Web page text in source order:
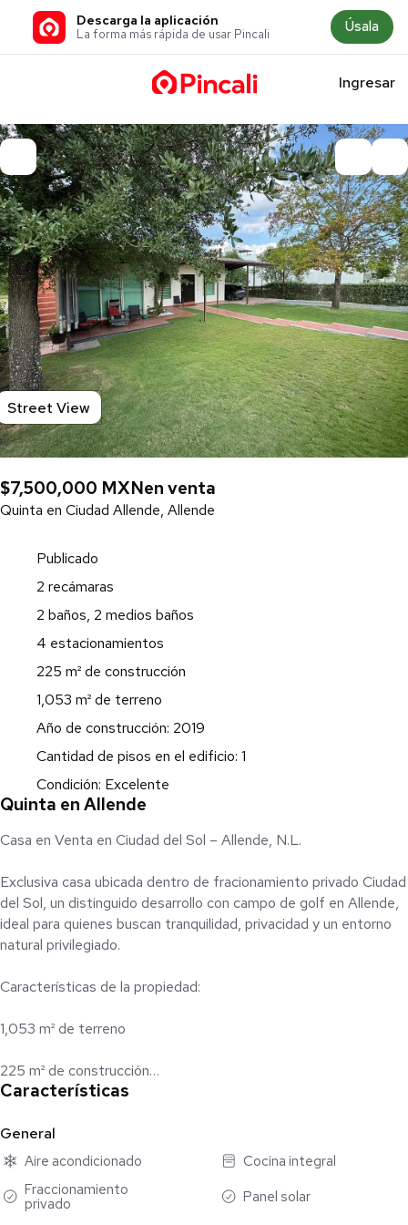
Descarga la aplicación
La forma más rápida de usar Pincali Úsala
Ingresar
Street View
$7,500,000 MXNen venta
Quinta en Ciudad Allende, Allende
Publicado
2 recámaras
2 baños, 2 medios baños
4 estacionamientos
225 m² de construcción
1,053 m² de terreno
Año de construcción: 2019
Cantidad de pisos en el edificio: 1
Condición: Excelente
Quinta en Allende
Casa en Venta en Ciudad del Sol – Allende, N.L.
Exclusiva casa ubicada dentro de fracionamiento privado Ciudad
del Sol, un distinguido desarrollo con campo de golf en Allende,
ideal para quienes buscan tranquilidad, privacidad y un entorno
natural privilegiado.
Características de la propiedad:
1,053 m² de terreno
225 m² de construcción
2 baños completos
2 medios baños
Características
General
Aire acondicionado
Cocina integral
Fraccionamiento
privado
Panel solar